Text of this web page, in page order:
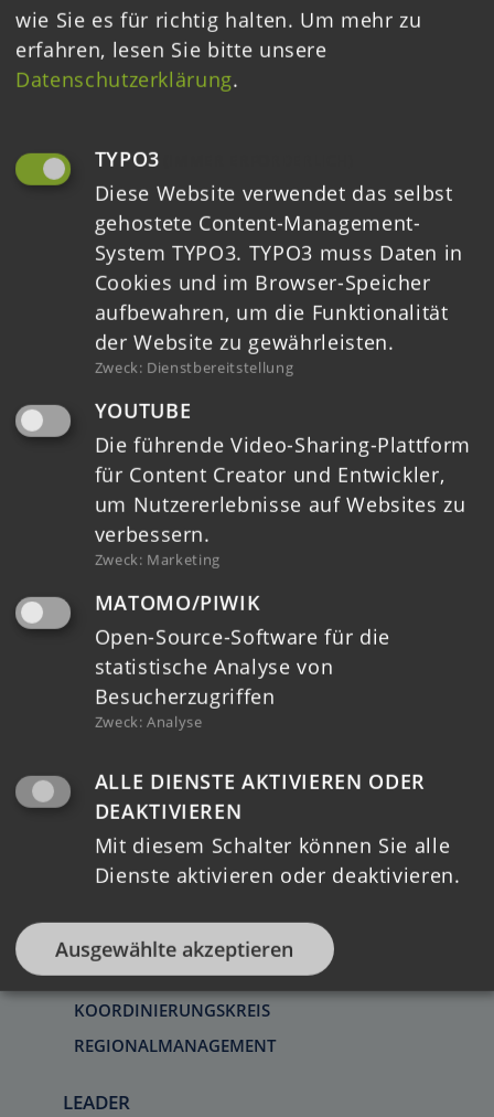
Downloads
Ausschreibungen
Kontakt
Datenschutz
Barrierefreiheit
HOME
TERMINE
MELDUNGEN
LAG
LAG VORSTAND
KOORDINIERUNGSKREIS
REGIONALMANAGEMENT
LEADER
wie Sie es für richtig halten. Um mehr zu
erfahren, lesen Sie bitte unsere
Datenschutzerklärung.
TYPO3
Diese Website verwendet das selbst
gehostete Content-Management-
System TYPO3. TYPO3 muss Daten in
Cookies und im Browser-Speicher
aufbewahren, um die Funktionalität
der Website zu gewährleisten.
Zweck: Dienstbereitstellung
YOUTUBE
Die führende Video-Sharing-Plattform
für Content Creator und Entwickler,
um Nutzererlebnisse auf Websites zu
verbessern.
Zweck: Marketing
MATOMO/PIWIK
Open-Source-Software für die
statistische Analyse von
Besucherzugriffen
Zweck:Analyse
ALLE DIENSTE AKTIVIEREN ODER
DEAKTIVIEREN
Mit diesem Schalter können Sie alle
Dienste aktivieren oder deaktivieren.
Ausgewählte akzeptieren